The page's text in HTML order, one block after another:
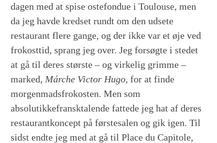
dagen med at spise ostefondue i Toulouse, men
da jeg havde kredset rundt om den udsete
restaurant flere gange, og der ikke var et øje ved
frokosttid, sprang jeg over. Jeg forsøgte i stedet
at gå til deres største – og virkelig grimme –
marked, Márche Victor Hugo, for at finde
morgenmadsfrokosten. Men som
absolutikkefransktalende fattede jeg hat af deres
restaurantkoncept på førstesalen og gik igen. Til
sidst endte jeg med at gå til Place du Capitole,